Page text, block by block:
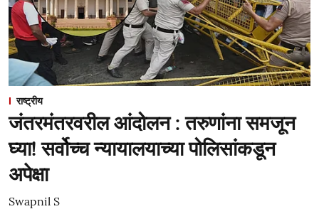
राष्ट्रीय
जंतरमंतरवरील आंदोलन : तरुणांना समजून
घ्या! सर्वोच्च न्यायालयाच्या पोलिसांकडून
अपेक्षा
Swapnil S